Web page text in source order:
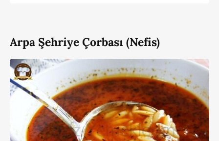
Arpa Şehriye Çorbası (Nefis)